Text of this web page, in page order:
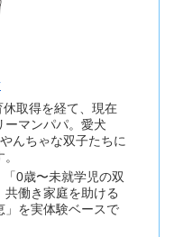
取得を経て、現在
ーマンパパ。愛犬
んちゃな双子たちに
0歳〜未就学児の双
働き家庭を助ける
」を実体験ベースで